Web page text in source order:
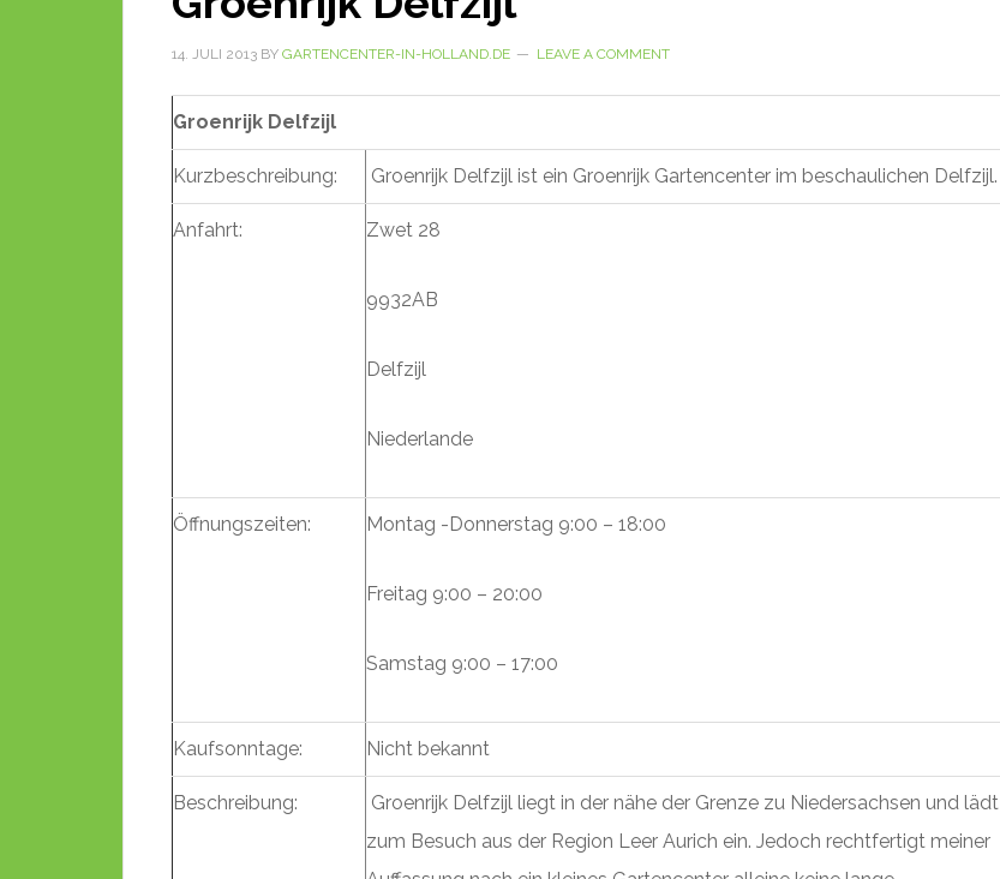
14. JULI 2013 BY GARTENCENTER-IN-HOLLAND.DE LEAVE A COMMENT
Groenrijk Delfzijl
Kurzbeschreibung: Groenrijk Delfzijl ist ein Groenrijk Gartencenter im beschaulichen Delfzijl.
Anfahrt: Zwet 28
9932AB
Delfzijl
Niederlande
Öffnungszeiten: Montag -Donnerstag 9:00 – 18:00
Freitag 9:00 – 20:00
Samstag 9:00 – 17:00
Kaufsonntage: Nicht bekannt
Beschreibung:
Groenrijk Delfzijl liegt in der nähe der Grenze zu Niedersachsen und lädt
zum Besuch aus der Region Leer Aurich ein. Jedoch rechtfertigt meiner